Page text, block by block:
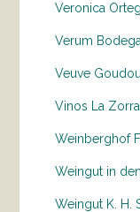
Veronica
Verum
Veuve
Vinos La Zorra
Weinberghof
Weingut in
Weingut K. H.